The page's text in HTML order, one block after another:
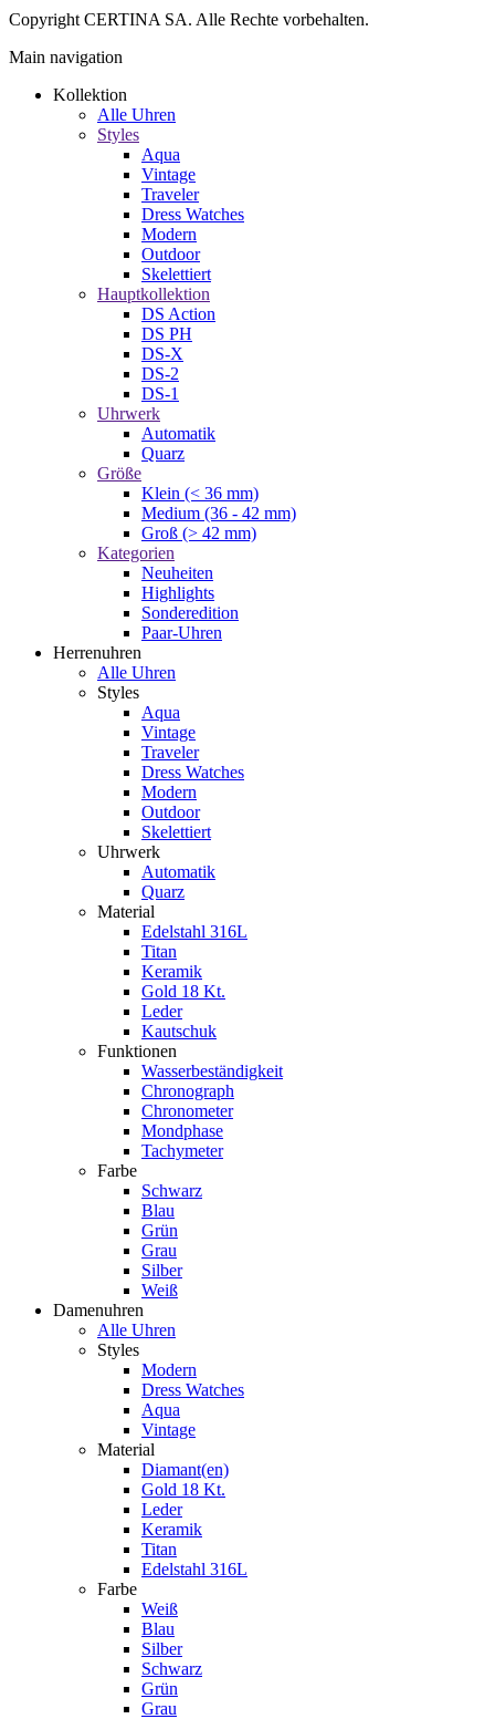
Copyright CERTINA SA. Alle Rechte vorbehalten.
Main navigation
Kollektion
Alle Uhren
Styles
Aqua
Vintage
Traveler
Dress Watches
Modern
Outdoor
Skelettiert
Hauptkollektion
DS Action
DS PH
DS-X
DS-2
DS-1
Uhrwerk
Automatik
Quarz
Größe
Klein (< 36 mm)
Medium (36 - 42 mm)
Groß (> 42 mm)
Kategorien
Neuheiten
Highlights
Sonderedition
Paar-Uhren
Herrenuhren
Alle Uhren
Styles
Aqua
Vintage
Traveler
Dress Watches
Modern
Outdoor
Skelettiert
Uhrwerk
Automatik
Quarz
Material
Edelstahl 316L
Titan
Keramik
Gold 18 Kt.
Leder
Kautschuk
Funktionen
Wasserbeständigkeit
Chronograph
Chronometer
Mondphase
Tachymeter
Farbe
Schwarz
Blau
Grün
Grau
Silber
Weiß
Damenuhren
Alle Uhren
Styles
Modern
Dress Watches
Aqua
Vintage
Material
Diamant(en)
Gold 18 Kt.
Leder
Keramik
Titan
Edelstahl 316L
Farbe
Weiß
Blau
Silber
Schwarz
Grün
Grau